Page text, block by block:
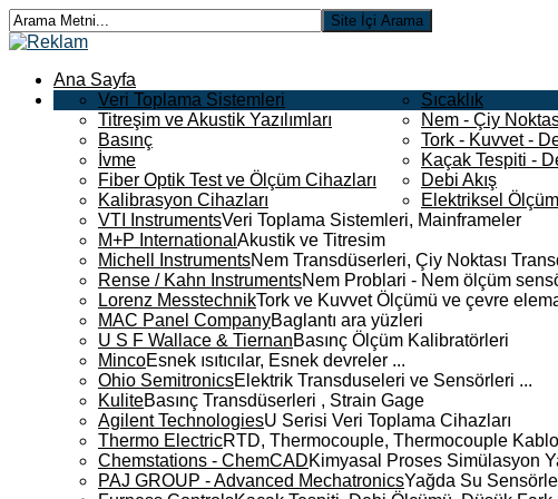
Ana Sayfa
Veri Toplama Sistemleri
Titreşim ve Akustik Yazılımları
Basınç
İvme
Fiber Optik Test ve Ölçüm Cihazları
Kalibrasyon Cihazları
Sıcaklık
Nem - Çiy
Tork - Kuvvet -
Kaçak Tespiti -
Debi Akış
Elektriksel
VTI InstrumentsVeri Toplama Sistemleri, Mainframeler
M+P International Akustik ve Titresim
Michell InstrumentsNem Transdüserleri, Çiy Noktası
Rense / Kahn InstrumentsNem Problari - Nem ölçüm
Lorenz MesstechnikTork ve Kuvvet Ölçümü ve çevre
MAC Panel CompanyBaglantı ara yüzleri
U S F Wallace & TiernanBasınç Ölçüm Kalibratörleri
MincoEsnek ısıtıcılar, Esnek devreler ...
Ohio SemitronicsElektrik Transduseleri ve Sensörleri ...
KuliteBasınç Transdüserleri , Strain Gage
Agilent TechnologiesU Serisi Veri Toplama Cihazları
Thermo ElectricRTD, Thermocouple, Thermocouple
Chemstations - ChemCADKimyasal Proses Simülasyon
PAJ GROUP - Advanced MechatronicsYağda Su